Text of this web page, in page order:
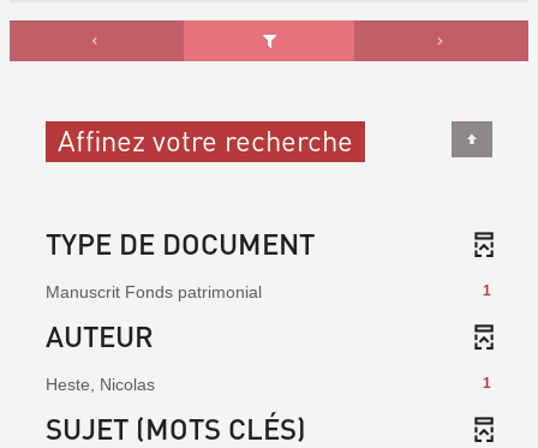
Affinez votre recherche
TYPE DE DOCUMENT
1
Manuscrit Fonds patrimonial
AUTEUR
1
Heste, Nicolas
SUJET (MOTS CLÉS)